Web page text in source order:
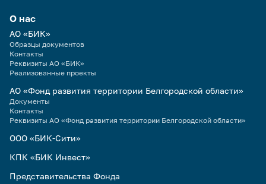
О нас
АО «БИК»
Образцы документов
Контакты
Реквизиты АО «БИК»
Реализованные проекты
АО «Фонд развития территории Белгородской области»
Документы
Контакты
Реквизиты АО «Фонд развития территории Белгородской области»
ООО «БИК-Сити»
КПК «БИК Инвест»
Представительства Фонда